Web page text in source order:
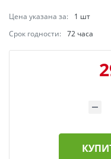
Цена указана за:
1 шт
Срок годности: 72 часа